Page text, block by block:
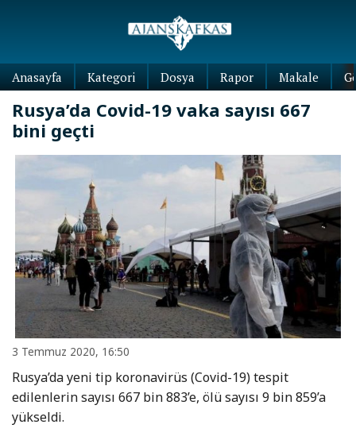
Anasayfa Kategori Dosya Rapor Makale
Rusya’da Covid-19 vaka sayısı 667
bini geçti
3 Temmuz 2020, 16:50
Rusya’da yeni tip koronavirüs (Covid-19) tespit
edilenlerin sayısı 667 bin 883’e, ölü sayısı 9 bin 859’a
yükseldi.